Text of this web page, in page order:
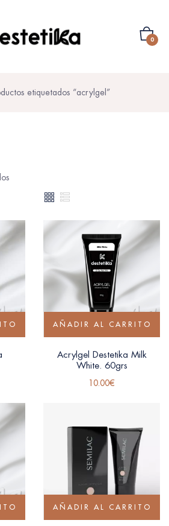
0
etiquetados “acrylgel”
AÑADIR AL CARRITO
Acrylgel Destetika Milk
White. 60grs
10.00€
AÑADIR AL CARRITO